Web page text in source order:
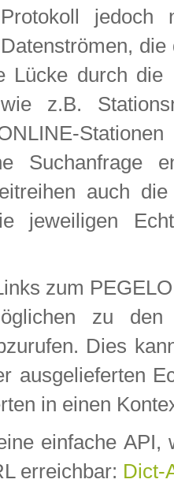
jedoch
Lücke durch die
z.B.
Suchanfrage
auch
jeweiligen
zum
zu den
Dies
ausgelieferten
in einen
einfache API,
erreichbar: Dict-